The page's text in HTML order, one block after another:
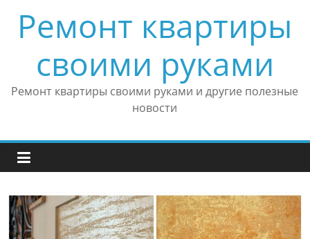
contentРемонт квартиры
своими руками
Ремонт квартиры своими руками и другие полезные
новости